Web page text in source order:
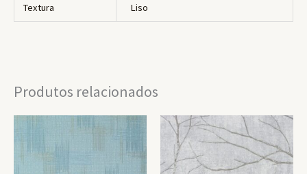
Textura Liso
Produtos relacionados